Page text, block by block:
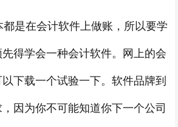
是在会计软件上做账，所以要学
得学会一种会计软件。网上的会
下载一个试验一下。软件品牌到
因为你不可能知道你下一个公司